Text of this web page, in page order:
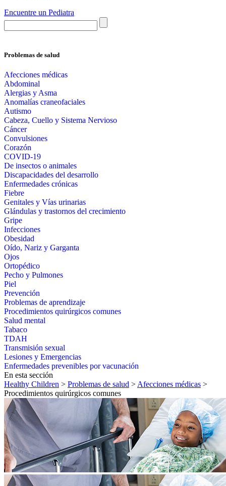
Encuentre un Pediatra
Problemas de salud
Afecciones médicas
Abdominal
Alergias y Asma
Anomalías craneofaciales
Autismo
Cabeza, Cuello y Sistema Nervioso
Cáncer
Convulsiones
Corazón
COVID-19
De insectos o animales
Discapacidades del desarrollo
Enfermedades crónicas
Fiebre
Genitales y Vías urinarias
Glándulas y trastornos del crecimiento
Gripe
Infecciones
Obesidad
Oído, Nariz y Garganta
Ojos
Ortopédico
Pecho y Pulmones
Piel
Prevención
Problemas de aprendizaje
Procedimientos quirúrgicos comunes
Salud mental
Tabaco
TDAH
Transmisión sexual
Lesiones y Emergencias
Enfermedades prevenibles por vacunación
En esta sección
Healthy Children > Problemas de salud > Afecciones médicas >
Procedimientos quirúrgicos comunes